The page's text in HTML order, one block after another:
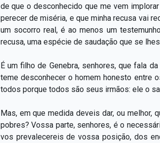
de que o desconhecido que me vem
perecer de miséria, e que minha recusa vai
um socorro real, é ao menos um
recusa, uma espécie de saudação que se
É um filho de Genebra, senhores, que fala
teme desconhecer o homem honesto entre
todos porque todos são seus irmãos: ele o
Mas, em que medida deveis dar, ou
pobres? Vossa parte, senhores, é o
vos prevalecereis de vossa posição, dos